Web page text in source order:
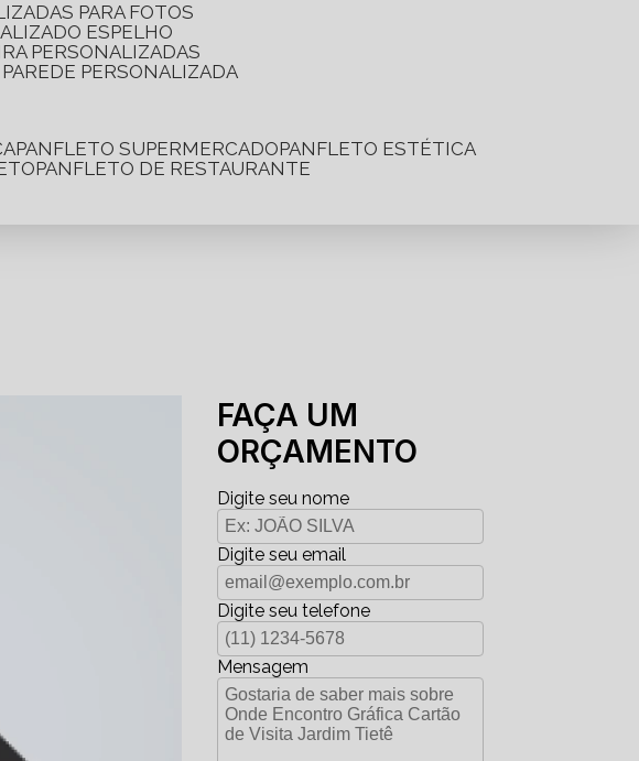
PARA FOTOS
ESPELHO
PERSONALIZADAS
PAREDE PERSONALIZADA
PANFLETO SUPERMERCADO PANFLETO ESTÉTICA
PANFLETO DE RESTAURANTE
FAÇA UM
ORÇAMENTO
Digite seu nome
Digite seu email
Digite seu telefone
Mensagem